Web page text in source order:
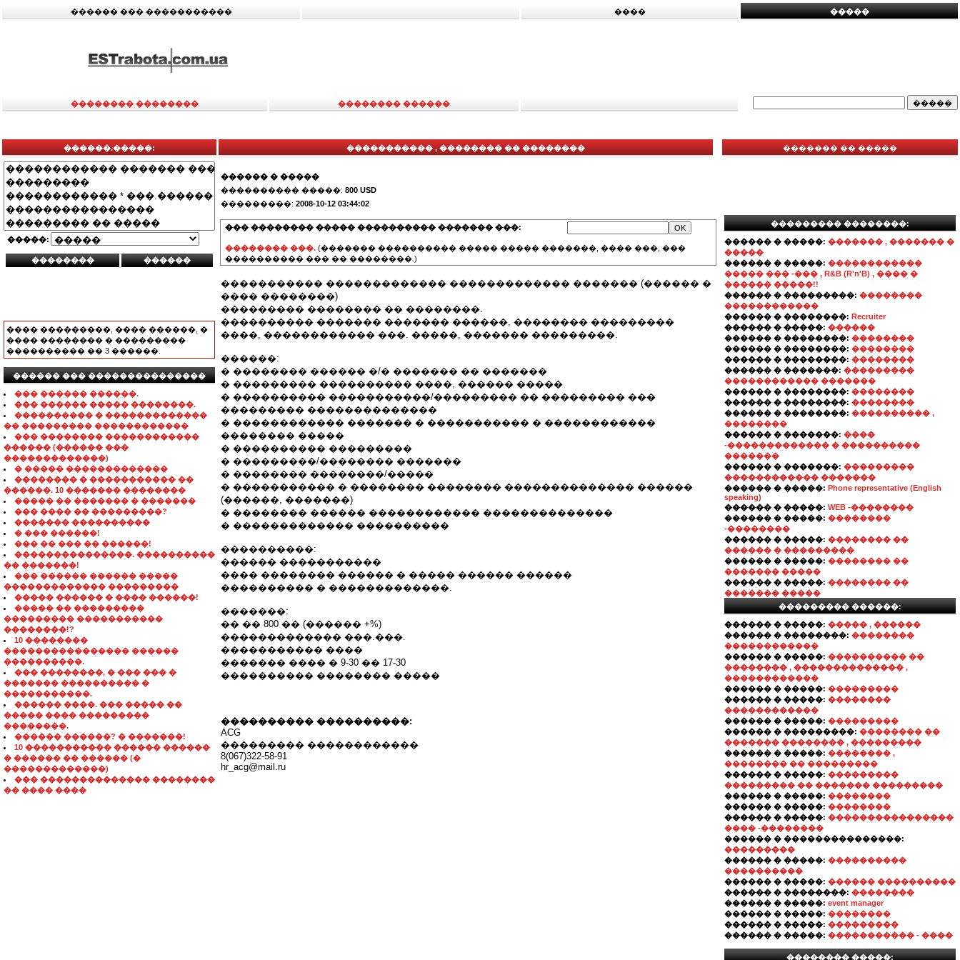
������ ��� ����������� ���� �����
�������� �������� �������� ������
������.�����:
�����:
���� ���������, ���� ������, �
���� �������� � ���������
���������� �� 3 ������.
������ ��� ���������������
��� ������ ������.
��� ������ ����� ��������.
���������� � �������������
�� ��������� ������������
��� �������� ������������
������ (������ ���
�������������)
� ����� �������������
�������� � ����������� ��
������. 10 ������� ��������
����� �� ������� � �������
��� ���� �� ���������?
������� ����������
� ��� ������!
��� �� ��� �� ������!
���������������. ����������
�� �������!
��� ������ ������ �����
������������� ���������
����� ������ � ���� ������!
����� �� ���������
��������� �����������
��������!?
10 ��������
���������������� ������
����������.
��� ��������, � ��� ��� �
������� ���������� �
�����������.
������ ����. ��� ����� ��
����� ���� ���������
��������.
������ ������? � �������!
10 ����������� ������ ������
� ������ �� ������ (�
�������������)
��� �������������� ��������
�� ���� ����
����������� , �������� �� ��������
������ � �����
���������� �����: 800 USD
���������: 2008-10-12 03:44:02
��� �������� ����� ���������� ������� ���:
�������� ���. (������� ���������� ����� ����� �������, ���� ���, ���
���������� ��� �� ��������.)
����������� ������������� ������������� ������� (������ �
���� ��������)
��������� �������� �� ��������.
���������� ������� ������� ������, �������� ���������
����, ������������ ���. �����, ������� ���������.
������:
� �������� ������ �/� ������� �� �������
� ��������� ���������� ����, ������ �����
� ���������� �����������/��������� �� ��������� ���
��������� ��������������
� ������������ ������� � ����������� � ������������
�������� �����
� ���������� ���������
� ���������/�������� �������
� �������� ��������/�����
� ����������� � �������� �������� �������������� ������
(������, �������)
� �������� ������ ������������ ��������������
� ������������� ����������
����������:
������ �����������
���� �������� ������ � ����� ������ ������
���������� � �������������.
�������:
�� �� 800 �� (������ +%)
������������� ���.���.
����������� ����
������� ���� � 9-30 �� 17-30
���������� �������� �����
���������� ����������:
ACG
��������� ������������
8(067)322-58-91
hr_acg@mail.ru
������� �� �����
��������� ��������:
������ � �����: ������� , ������� �
�����
������ � �����: ������������
����� ��� -��� , R&B (R'n'B) , ���� �
������ �����!!
������ � ���������: ��������
������������
������ � ��������: Recruiter
������ � �����: ������
������ � ��������: ��������
������ � ��������: ��������
������ � ��������: ��������
������ � �������: ���������
������������ �������
������ � ��������: ��������
������ � ��������: ��������
������ � ��������: ���������� ,
��������
������ � �������: ����
-������������� � ����������
�������
������ � �������: ���������
������������ �������
������ � �����: Phone representative (English
speaking)
������ � �����: WEB -��������
������ � �����: ��������
-��������
������ � �����: �������� ��
������ � ���������
������ � �����: �������� ��
������� �����
������ � �����: �������� ��
������� �����
��������� ������:
������ � �����: ����� , ������
������ � ��������: ��������
������������
������ � �����: ���������� ��
�������� , �������������� ,
������������
������ � �����: ���������
������ � �����: ��������
������������
������ � �����: ���������
������ � ���������: �������� ��
������� �������� , ���������
������ � �����: �������� ,
�������� �� ���������
������ � �����: ���������
��������� �� ������� ���������
������ � �����: ��������
������ � �����: ��������
������ � �����: ����������������
���� -��������
������ � ���������������:
���������
������ � �����: ����������
����������
������ � �����: ������ ����������
������ � ��������: ��������
������ � �����: event manager
������ � �����: ��������
������ � �����: ���������
������ � �����: ����������� - ����
�������� �����: